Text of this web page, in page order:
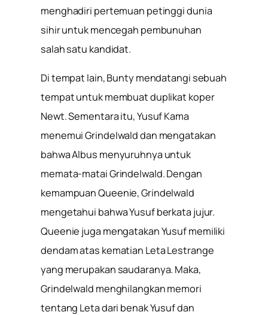
menghadiri pertemuan petinggi dunia
sihir untuk mencegah pembunuhan
salah satu kandidat.
Di tempat lain, Bunty mendatangi sebuah
tempat untuk membuat duplikat koper
Newt. Sementara itu, Yusuf Kama
menemui Grindelwald dan mengatakan
bahwa Albus menyuruhnya untuk
memata-matai Grindelwald. Dengan
kemampuan Queenie, Grindelwald
mengetahui bahwa Yusuf berkata jujur.
Queenie juga mengatakan Yusuf memiliki
dendam atas kematian Leta Lestrange
yang merupakan saudaranya. Maka,
Grindelwald menghilangkan memori
tentang Leta dari benak Yusuf dan